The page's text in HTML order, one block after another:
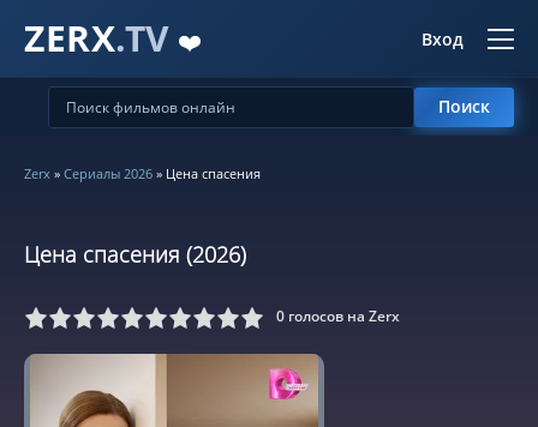
ZERX.TV ❤️ Вход
Поиск
Zerx » Сериалы 2026 » Цена спасения
Цена спасения (2026)
6 7 8 9 10 0 голосов на Zerx